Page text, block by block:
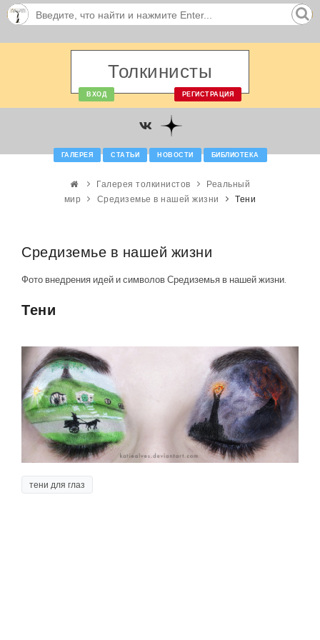
Толкинисты
ВХОД РЕГИСТРАЦИЯ
ГАЛЕРЕЯ СТАТЬИ НОВОСТИ БИБЛИОТЕКА
Галерея толкинистов
Реальный
мир
Средиземье в нашей жизни Тени
Средиземье в нашей жизни
Фото внедрения идей и символов Средиземья в нашей жизни.
Тени
тени для глаз